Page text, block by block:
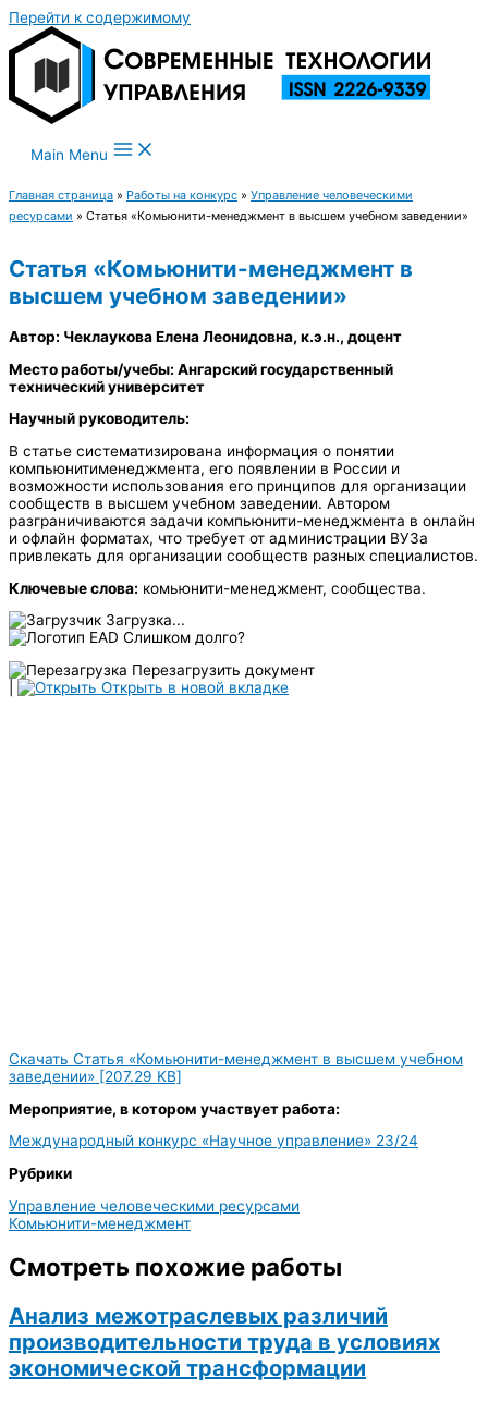
Перейти к содержимому
Main Menu
Главная страница » Работы на конкурс » Управление человеческими
ресурсами » Статья «Комьюнити-менеджмент в высшем учебном заведении»
Статья «Комьюнити-менеджмент в
высшем учебном заведении»
Автор: Чеклаукова Елена Леонидовна, к.э.н., доцент
Место работы/учебы: Ангарский государственный
технический университет
Научный руководитель:
В статье систематизирована информация о понятии
компьюнитименеджмента, его появлении в России и
возможности использования его принципов для организации
сообществ в высшем учебном заведении. Автором
разграничиваются задачи компьюнити-менеджмента в онлайн
и офлайн форматах, что требует от администрации ВУЗа
привлекать для организации сообществ разных специалистов.
Ключевые слова: комьюнити-менеджмент, сообщества.
Загрузка...
Слишком долго?
Перезагрузить документ
Открыть в новой вкладке
Скачать Статья «Комьюнити-менеджмент в высшем учебном
заведении» [207.29 KB]
Мероприятие, в котором участвует работа:
Международный конкурс «Научное управление» 23/24
Рубрики
Управление человеческими ресурсами
Комьюнити-менеджмент
Смотреть похожие работы
Анализ межотраслевых различий
производительности труда в условиях
экономической трансформации